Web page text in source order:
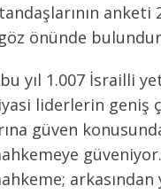
göz önünde
bu yıl 1.007
liderlerin geniş
güven